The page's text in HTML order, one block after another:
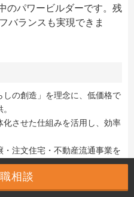
のパワービルダーです。残
バランスも実現できま
の創造」を理念に、低価格で
させた仕組みを活用し、効率
注文住宅・不動産流通事業を
相談